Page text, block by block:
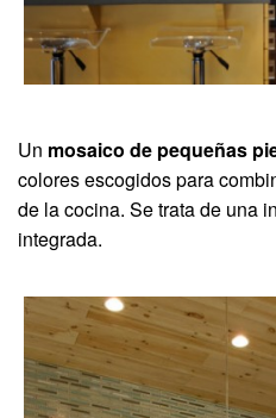
Un mosaico de pequeñas
colores escogidos para
de la cocina. Se trata de una
integrada.